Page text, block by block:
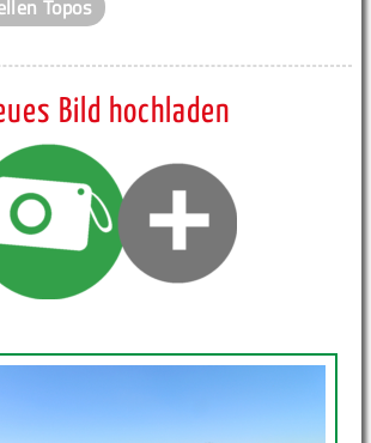
Topos
Bild hochladen